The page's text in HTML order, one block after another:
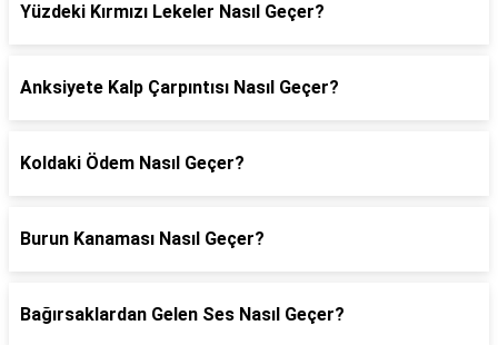
Yüzdeki Kırmızı Lekeler Nasıl Geçer?
Anksiyete Kalp Çarpıntısı Nasıl Geçer?
Koldaki Ödem Nasıl Geçer?
Burun Kanaması Nasıl Geçer?
Bağırsaklardan Gelen Ses Nasıl Geçer?